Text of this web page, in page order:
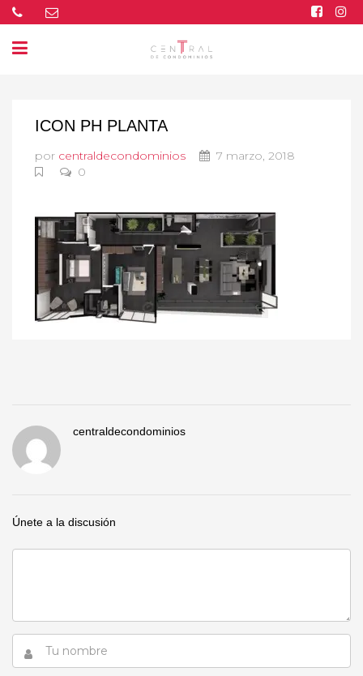
ICON PH PLANTA
por centraldecondominios
7 marzo, 2018
0
centraldecondominios
Únete a la discusión